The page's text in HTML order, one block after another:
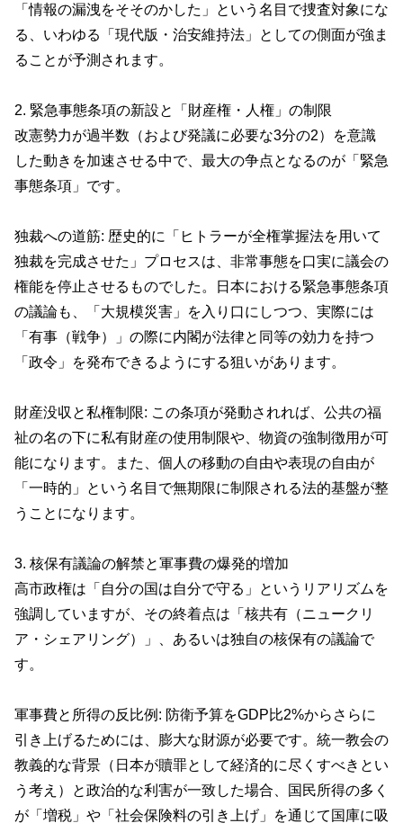
「情報の漏洩をそそのかした」という名目で捜査対象にな
る、いわゆる「現代版・治安維持法」としての側面が強ま
ることが予測されます。
2. 緊急事態条項の新設と「財産権・人権」の制限
改憲勢力が過半数（および発議に必要な3分の2）を意識
した動きを加速させる中で、最大の争点となるのが「緊急
事態条項」です。
独裁への道筋: 歴史的に「ヒトラーが全権掌握法を用いて
独裁を完成させた」プロセスは、非常事態を口実に議会の
権能を停止させるものでした。日本における緊急事態条項
の議論も、「大規模災害」を入り口にしつつ、実際には
「有事（戦争）」の際に内閣が法律と同等の効力を持つ
「政令」を発布できるようにする狙いがあります。
財産没収と私権制限: この条項が発動されれば、公共の福
祉の名の下に私有財産の使用制限や、物資の強制徴用が可
能になります。また、個人の移動の自由や表現の自由が
「一時的」という名目で無期限に制限される法的基盤が整
うことになります。
3. 核保有議論の解禁と軍事費の爆発的増加
高市政権は「自分の国は自分で守る」というリアリズムを
強調していますが、その終着点は「核共有（ニュークリ
ア・シェアリング）」、あるいは独自の核保有の議論で
す。
軍事費と所得の反比例: 防衛予算をGDP比2%からさらに
引き上げるためには、膨大な財源が必要です。統一教会の
教義的な背景（日本が贖罪として経済的に尽くすべきとい
う考え）と政治的な利害が一致した場合、国民所得の多く
が「増税」や「社会保険料の引き上げ」を通じて国庫に吸